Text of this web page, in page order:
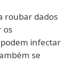
roubar dados
os
infectar
se